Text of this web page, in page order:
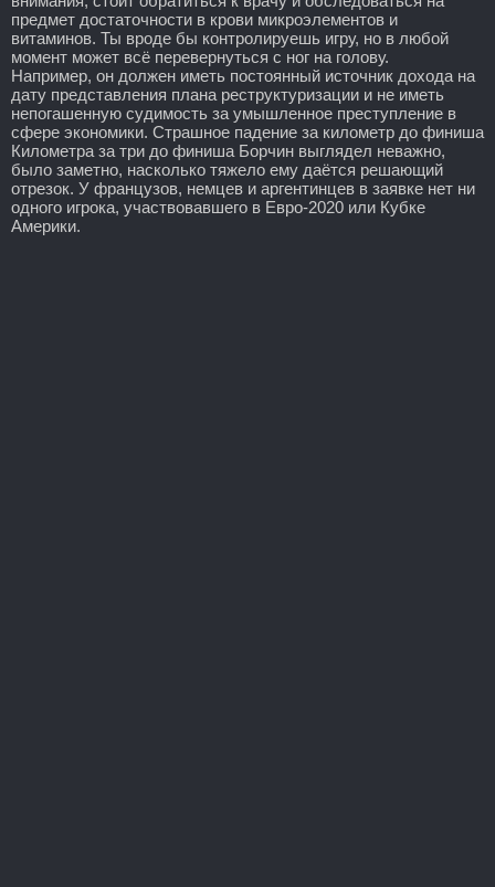
предмет достаточности в крови микроэлементов и
витаминов. Ты вроде бы контролируешь игру, но в любой
момент может всё перевернуться с ног на голову.
Например, он должен иметь постоянный источник дохода на
дату представления плана реструктуризации и не иметь
непогашенную судимость за умышленное преступление в
сфере экономики. Страшное падение за километр до финиша
Километра за три до финиша Борчин выглядел неважно,
было заметно, насколько тяжело ему даётся решающий
отрезок. У французов, немцев и аргентинцев в заявке нет ни
одного игрока, участвовавшего в Евро-2020 или Кубке
Америки.